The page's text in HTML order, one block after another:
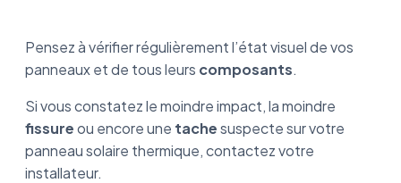
Pensez à vérifier régulièrement l’état visuel de vos
panneaux et de tous leurs composants.
Si vous constatez le moindre impact, la moindre
fissureou encore une tachesuspecte sur votre
panneau solaire thermique, contactez votre
installateur.